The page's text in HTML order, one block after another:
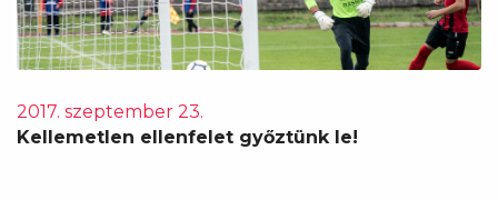
2017. szeptember 23.
Kellemetlen ellenfelet győztünk le!